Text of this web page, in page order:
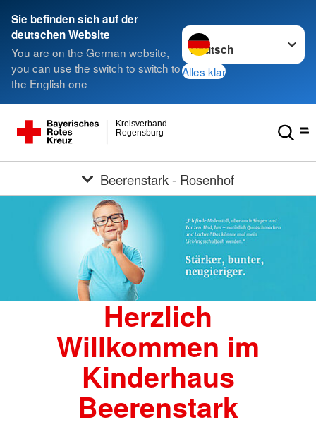
Sie befinden sich auf der
deutschen Website
You are on the German website,
you can use the switch to switch to
the English one
Sprache wechseln zu
Alles klar
Regensburg
Kreisverband
Beerenstark - Rosenhof
Herzlich
Willkommen im
Kinderhaus
Beerenstark